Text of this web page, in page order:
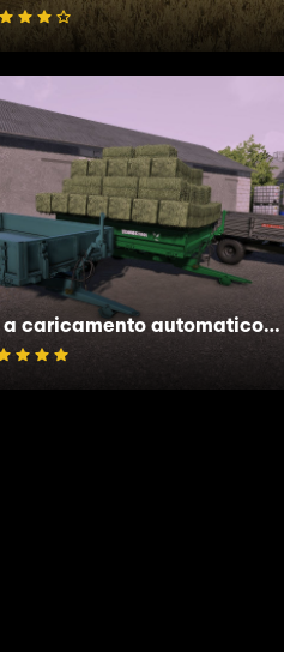
Rimorchio a caricamento automatico IMT